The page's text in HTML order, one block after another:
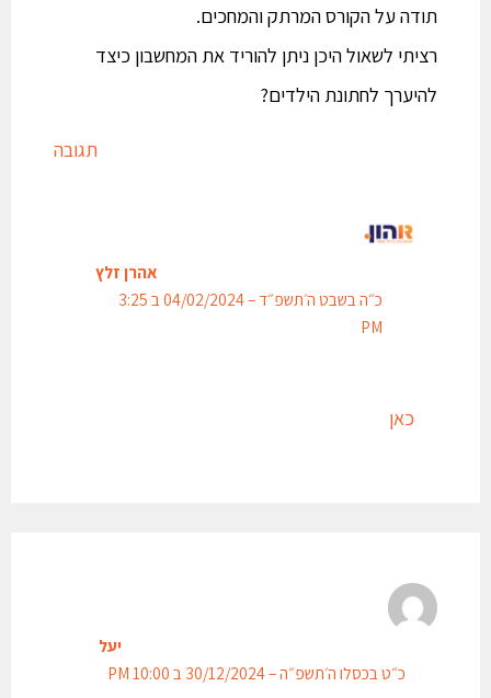
תודה על הקורס המרתק והמחכים.
רציתי לשאול היכן ניתן להוריד את המחשבון כיצד
להיערך לחתונת הילדים?
תגובה
אהרן זלץ
כ״ה בשבט ה׳תשפ״ד – 04/02/2024 ב 3:25
PM
כאן
יעל
כ״ט בכסלו ה׳תשפ״ה – 30/12/2024 ב 10:00 PM